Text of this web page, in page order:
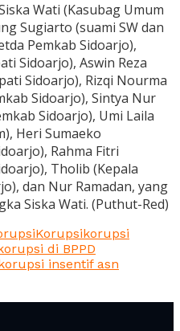
Wati (Kasubag Umum
Sugiarto (suami SW dan
Pemkab Sidoarjo),
Sidoarjo), Aswin Reza
Sidoarjo), Rizqi Nourma
Sidoarjo), Sintya Nur
Sidoarjo), Umi Laila
Heri Sumaeko
Rahma Fitri
Tholib (Kepala
dan Nur Ramadan, yang
Siska Wati. (Puthut-Red)
Korupsikorupsi
di BPPD
insentif asn